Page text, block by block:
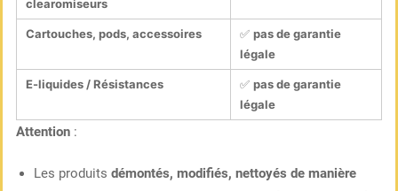
clearomiseurs
Cartouches, pods, accessoires ✅ pas de garantie
légale
E-liquides / Résistances ✅ pas de garantie
légale
Attention:
Les produits démontés, modifiés, nettoyés de manière